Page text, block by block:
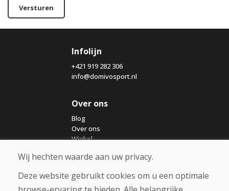
Versturen
Infolijn
+421 919 282 306
info@domivosport.nl
Over ons
Blog
Over ons
Winkel
Aankoop
Wij hechten waarde aan uw privacy.
Deze website gebruikt cookies om u een optimale